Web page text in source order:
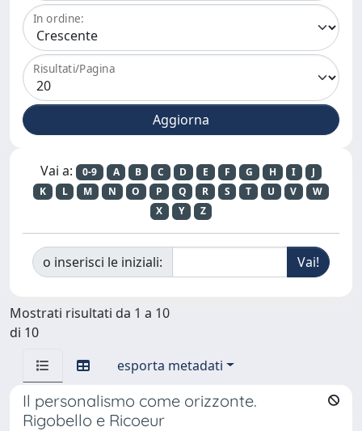
In ordine:
Risultati/Pagina
Vai a: 0-9 A B C D E F G H I
J
K
L M N O P Q R S T U V
W
X
Y Z
o inserisci le iniziali:
Mostrati risultati da 1 a 10
di 10
esporta metadati
Il personalismo come orizzonte.
Rigobello e Ricoeur